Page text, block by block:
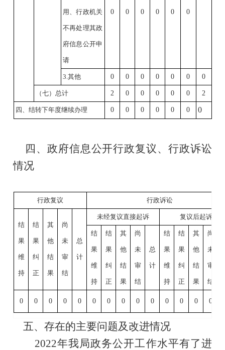
用、行政机关
不再处理其政
府信息公开申
请
0 0 0 0 0 0
3.其他 0 0 0 0 0 0 0
（七）总计 2 0 0 0 0 0 2
四、结转下年度继续办理 0 0 0 0 0 0 0
四、政府信息公开行政复议、行政诉讼
情况
行政复议 行政诉讼
结
果
维
持
结
果
纠
正
其
他
结
果
尚
未
审
结
总
计
未经复议直接起诉 复议后起诉
结
果
维
持
结
果
纠
正
其
他
结
果
尚
未
审
结
总
计
结
果
维
持
结
果
纠
正
其
他
结
果
尚
未
审
结
0 0 0 0 0 0 0 0 0 0 0 0 0 0
五、存在的主要问题及改进情况
2022年我局政务公开工作水平有了进